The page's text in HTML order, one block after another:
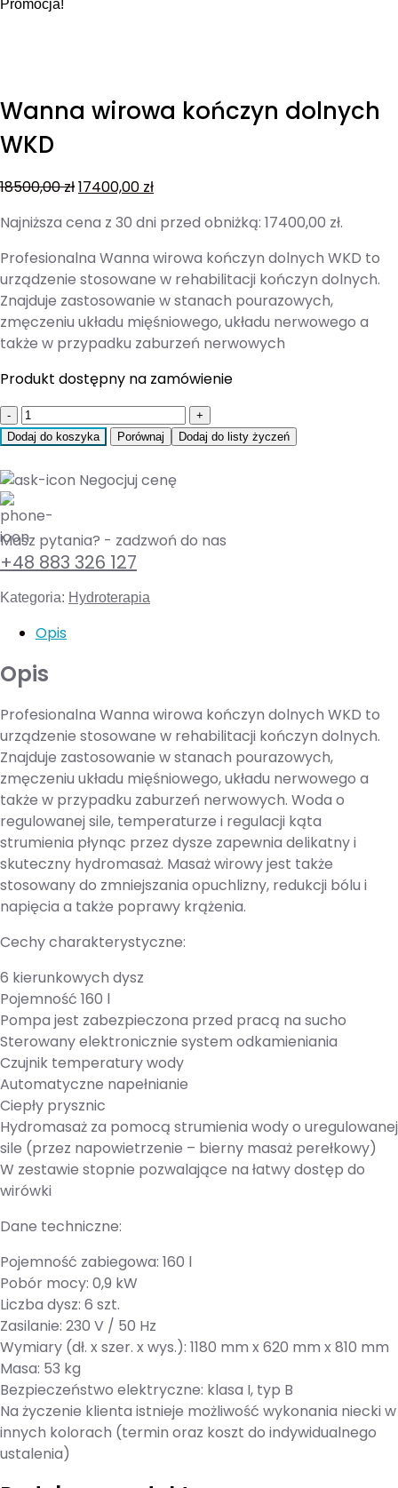
Promocja!
Wanna wirowa kończyn dolnych
WKD
18500,00zł17400,00 zł
Najniższa cena z 30 dni przed obniżką: 17400,00 zł.
Profesionalna Wanna wirowa kończyn dolnych WKD to
urządzenie stosowane w rehabilitacji kończyn dolnych.
Znajduje zastosowanie w stanach pourazowych,
zmęczeniu układu mięśniowego, układu nerwowego a
także w przypadku zaburzeń nerwowych
Produkt dostępny na zamówienie
Quantity
Dodaj do koszyka Porównaj Dodaj do listy życzeń
Negocjuj cenę
Masz pytania? - zadzwoń do nas
+48 883 326 127
Kategoria: Hydroterapia
Opis
Opis
Profesionalna Wanna wirowa kończyn dolnych WKD to
urządzenie stosowane w rehabilitacji kończyn dolnych.
Znajduje zastosowanie w stanach pourazowych,
zmęczeniu układu mięśniowego, układu nerwowego a
także w przypadku zaburzeń nerwowych. Woda o
regulowanej sile, temperaturze i regulacji kąta
strumienia płynąc przez dysze zapewnia delikatny i
skuteczny hydromasaż. Masaż wirowy jest także
stosowany do zmniejszania opuchlizny, redukcji bólu i
napięcia a także poprawy krążenia.
Cechy charakterystyczne:
6 kierunkowych dysz
Pojemność 160 l
Pompa jest zabezpieczona przed pracą na sucho
Sterowany elektronicznie system odkamieniania
Czujnik temperatury wody
Automatyczne napełnianie
Ciepły prysznic
Hydromasaż za pomocą strumienia wody o uregulowanej
sile (przez napowietrzenie – bierny masaż perełkowy)
W zestawie stopnie pozwalające na łatwy dostęp do
wirówki
Dane techniczne:
Pojemność zabiegowa: 160 l
Pobór mocy: 0,9 kW
Liczba dysz: 6 szt.
Zasilanie: 230 V / 50 Hz
Wymiary (dł. x szer. x wys.): 1180 mm x 620 mm x 810 mm
Masa: 53 kg
Bezpieczeństwo elektryczne: klasa I, typ B
Na życzenie klienta istnieje możliwość wykonania niecki w
innych kolorach (termin oraz koszt do indywidualnego
ustalenia)